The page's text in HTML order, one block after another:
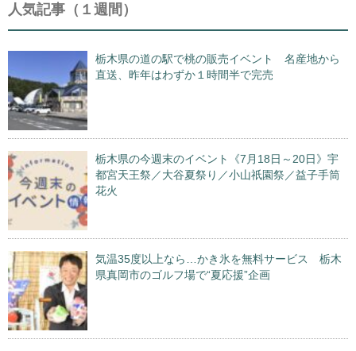
人気記事（１週間）
栃木県の道の駅で桃の販売イベント 名産地から
直送、昨年はわずか１時間半で完売
栃木県の今週末のイベント《7月18日～20日》宇
都宮天王祭／大谷夏祭り／小山祇園祭／益子手筒
花火
気温35度以上なら…かき氷を無料サービス 栃木
県真岡市のゴルフ場で“夏応援”企画